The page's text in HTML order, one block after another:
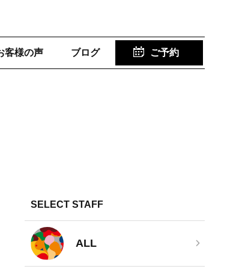
客様の声 ブログ ご予約
SELECT STAFF
ALL